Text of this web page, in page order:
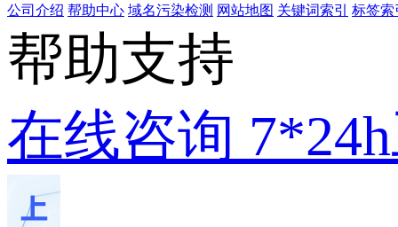
公司介绍 帮助中心 域名污染检测 网站地图 关键词索引 标签索
帮助支持
在线咨询